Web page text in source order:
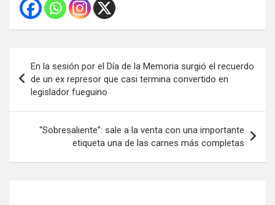
de
entradas
En la sesión por el Día de la Memoria surgió el recuerdo
de un ex represor que casi termina convertido en
legislador fueguino
“Sobresaliente”: sale a la venta con una importante
etiqueta una de las carnes más completas